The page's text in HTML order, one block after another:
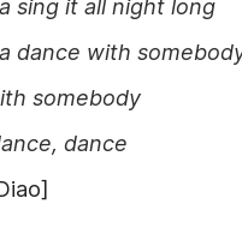
sing it all night long
dance with
somebody
dance